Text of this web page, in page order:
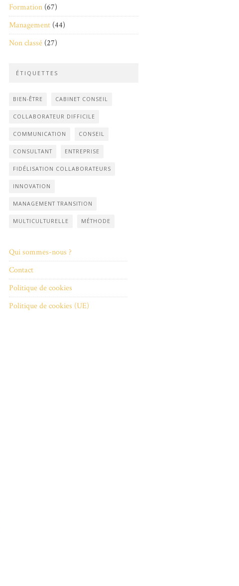
Formation (67)
Management (44)
Non classé (27)
ÉTIQUETTES
BIEN-ÊTRE CABINET CONSEIL
COLLABORATEUR DIFFICILE
COMMUNICATION CONSEIL
CONSULTANT ENTREPRISE
FIDÉLISATION COLLABORATEURS
INNOVATION
MANAGEMENT TRANSITION
MULTICULTURELLE MÉTHODE
Qui sommes-nous ?
Contact
Politique de cookies
Politique de cookies (UE)